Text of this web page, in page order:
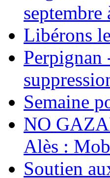
septembre
Libérons
Perpignan
Semaine
NO
Alès :
Soutien